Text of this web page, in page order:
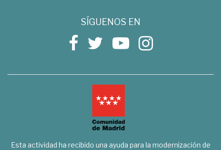
SÍGUENOS EN
Esta actividad ha recibido una ayuda para la modernización de